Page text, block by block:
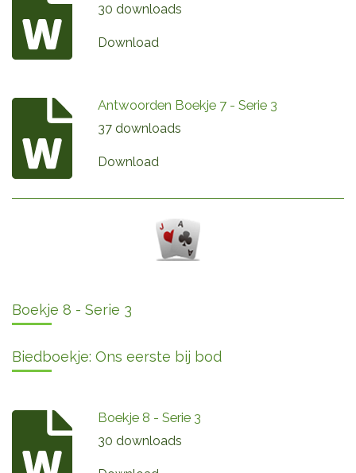
30 downloads
Download
Antwoorden Boekje 7 - Serie 3
37 downloads
Download
Boekje 8 - Serie 3
Biedboekje: Ons eerste bij bod
Boekje 8 - Serie 3
30 downloads